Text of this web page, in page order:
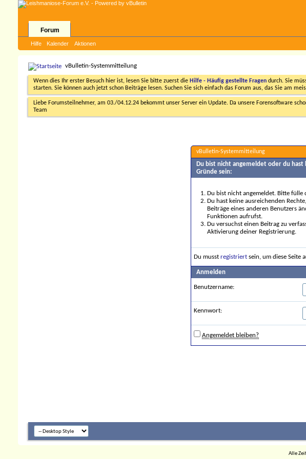
Forum
Hilfe Kalender Aktionen
vBulletin-Systemmitteilung
Wenn dies Ihr erster Besuch hier ist, lesen Sie bitte zuerst die Hilfe - Häufig gestellte Fragen durch. Sie
starten. Sie können auch jetzt schon Beiträge lesen. Suchen Sie sich einfach das Forum aus, das Sie am
Liebe Forumsteilnehmer, am 03./04.12.24 bekommt unser Server ein Update. Da unsere Forensoftware
Team
vBulletin-Systemmitteilung
Du bist nicht angemeldet oder du
Gründe sein:
Du bist nicht angemeldet. Bitte fülle
Du hast keine ausreichenden
Beiträge eines anderen Benutzers
Funktionen aufrufst.
Du versuchst einen Beitrag zu
Aktivierung deiner Registrierung.
Du musst registriert sein, um diese Seite
Anmelden
Benutzername:
Kennwort:
Angemeldet bleiben?
Alle